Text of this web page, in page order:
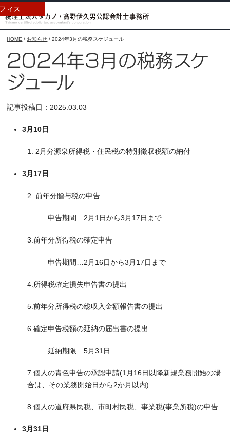
ィス
HOME / お知らせ /2024年3月の税務スケジュール
2024年3月の税務スケ
ジュール
記事投稿日：2025.03.03
3月10日
1. 2月分源泉所得税・住民税の特別徴収税額の納付
3月17日
2. 前年分贈与税の申告
申告期間…2月1日から3月17日まで
3.前年分所得税の確定申告
申告期間…2月16日から3月17日まで
4.所得税確定損失申告書の提出
5.前年分所得税の総収入金額報告書の提出
6.確定申告税額の延納の届出書の提出
延納期限…5月31日
7.個人の青色申告の承認申請(1月16日以降新規業務開始の場
合は、その業務開始日から2か月以内)
8.個人の道府県民税、市町村民税、事業税(事業所税)の申告
3月31日